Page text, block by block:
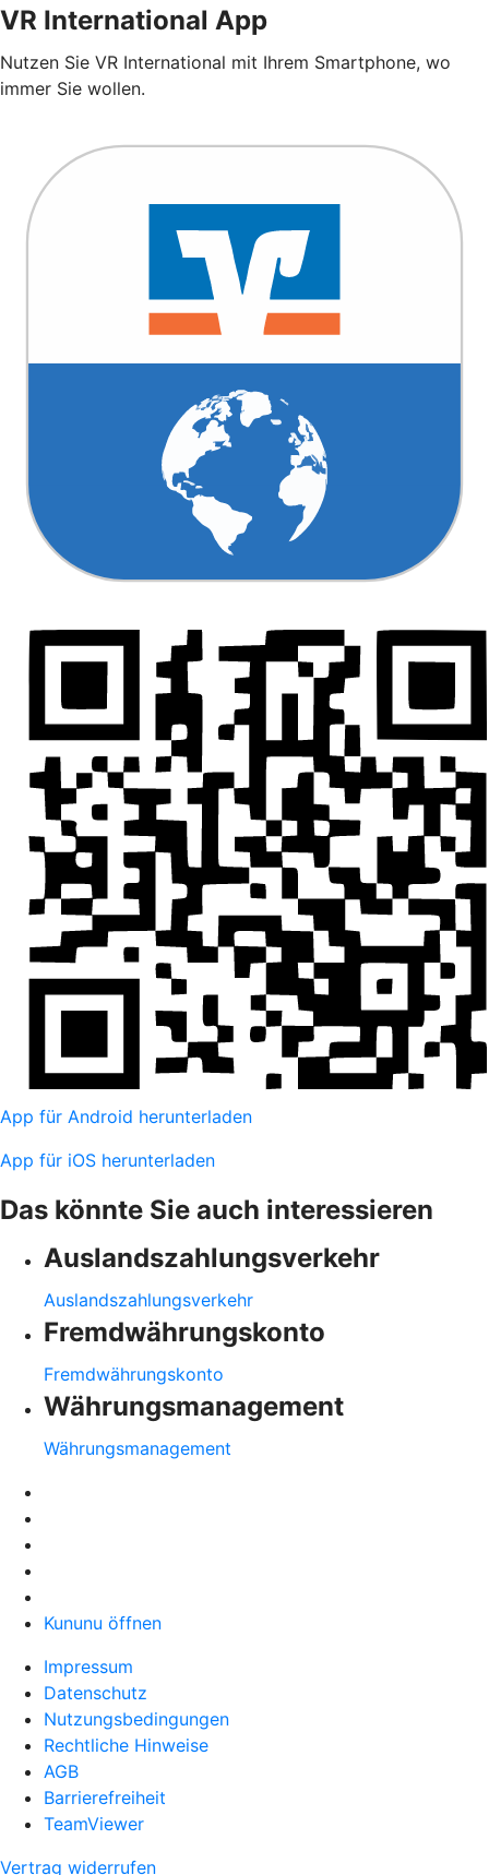
VR International App
Nutzen Sie VR International mit Ihrem Smartphone, wo
immer Sie wollen.
App für Android herunterladen
App für iOS herunterladen
Das könnte Sie auch interessieren
Auslandszahlungsverkehr
Auslandszahlungsverkehr
Fremdwährungskonto
Fremdwährungskonto
Währungsmanagement
Währungsmanagement
Kununu öffnen
Impressum
Datenschutz
Nutzungsbedingungen
Rechtliche Hinweise
AGB
Barrierefreiheit
TeamViewer
Vertrag widerrufen